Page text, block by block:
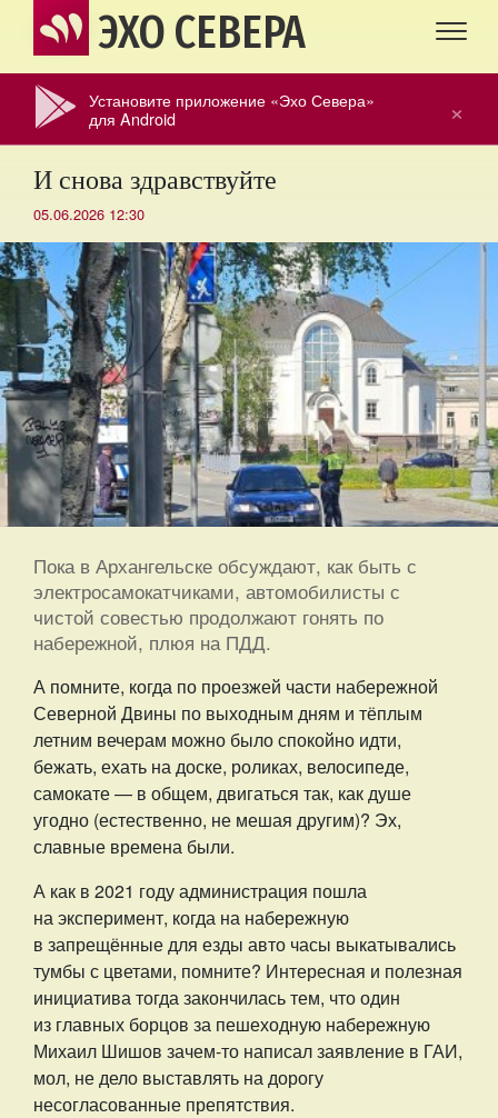
ЭХО СЕВЕРА
×
Установите приложение «Эхо Севера»
для Android
И снова здравствуйте
05.06.2026 12:30
Пока в Архангельске обсуждают, как быть с
электросамокатчиками, автомобилисты с
чистой совестью продолжают гонять по
набережной, плюя на ПДД.
А помните, когда по проезжей части набережной
Северной Двины по выходным дням и тёплым
летним вечерам можно было спокойно идти,
бежать, ехать на доске, роликах, велосипеде,
самокате — в общем, двигаться так, как душе
угодно (естественно, не мешая другим)? Эх,
славные времена были.
А как в 2021 году администрация пошла
на эксперимент, когда на набережную
в запрещённые для езды авто часы выкатывались
тумбы с цветами, помните? Интересная и полезная
инициатива тогда закончилась тем, что один
из главных борцов за пешеходную набережную
Михаил Шишов зачем-то написал заявление в ГАИ,
мол, не дело выставлять на дорогу
несогласованные препятствия.